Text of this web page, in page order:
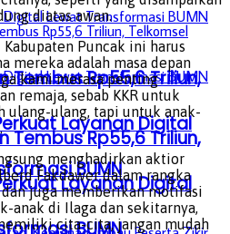
Tembus Rp55,6 Triliun,
Layanan Digital
BUMN
Tembus Rp55,6 Triliun,
Layanan Digital
BUMN
diatas awan.
Puncak ini harus
mereka adalah masa depan
kami merasa penting
remaja, sebab KKR untuk
ulang-ulang, tapi untuk anak-
menghadirkan aktior
Fakdawer dalam rangka
juga memberikan motifasi
anak di Ilaga dan sekitarnya,
cita-cita, jangan mudah